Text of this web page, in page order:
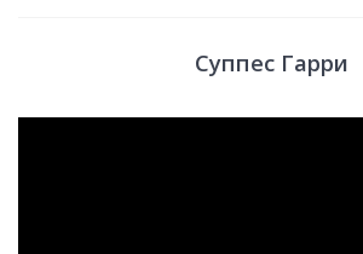
Суппес Гарри